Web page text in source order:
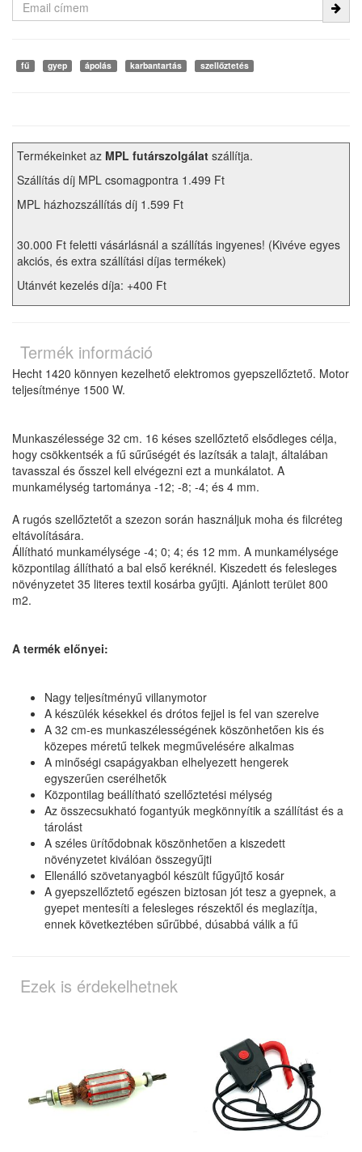
fű gyep ápolás karbantartás szellőztetés
Termékeinket az MPL futárszolgálat szállítja.
Szállítás díj MPL csomagpontra 1.499 Ft
MPL házhozszállítás díj 1.599 Ft
30.000 Ft feletti vásárlásnál a szállítás ingyenes! (Kivéve egyes
akciós, és extra szállítási díjas termékek)
Utánvét kezelés díja: +400 Ft
Termék információ
Hecht 1420 könnyen kezelhető elektromos gyepszellőztető. Motor
teljesítménye 1500 W.
Munkaszélessége 32 cm. 16 késes szellőztető elsődleges célja,
hogy csökkentsék a fű sűrűségét és lazítsák a talajt, általában
tavasszal és ősszel kell elvégezni ezt a munkálatot. A
munkamélység tartománya -12; -8; -4; és 4 mm.
A rugós szellőztetőt a szezon során használjuk moha és filcréteg
eltávolítására.
Állítható munkamélysége -4; 0; 4; és 12 mm. A munkamélysége
központilag állítható a bal első keréknél. Kiszedett és felesleges
növényzetet 35 literes textil kosárba gyűjti. Ajánlott terület 800
m2.
A termék előnyei:
Nagy teljesítményű villanymotor
A készülék késekkel és drótos fejjel is fel van szerelve
A 32 cm-es munkaszélességének köszönhetően kis és
közepes méretű telkek megművelésére alkalmas
A minőségi csapágyakban elhelyezett hengerek
egyszerűen cserélhetők
Központilag beállítható szellőztetési mélység
Az összecsukható fogantyúk megkönnyítik a szállítást és a
tárolást
A széles ürítődobnak köszönhetően a kiszedett
növényzetet kiválóan összegyűjti
Ellenálló szövetanyagból készült fűgyűjtő kosár
A gyepszellőztető egészen biztosan jót tesz a gyepnek, a
gyepet mentesíti a felesleges részektől és meglazítja,
ennek következtében sűrűbbé, dúsabbá válik a fű
Ezek is érdekelhetnek